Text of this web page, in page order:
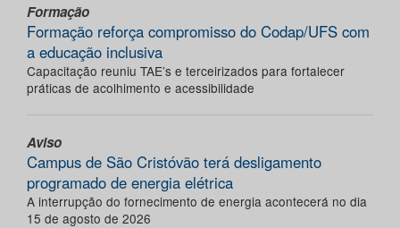
Formação
Formação reforça compromisso do Codap/UFS com
a educação inclusiva
Capacitação reuniu TAE’s e terceirizados para fortalecer
práticas de acolhimento e acessibilidade
Aviso
Campus de São Cristóvão terá desligamento
programado de energia elétrica
A interrupção do fornecimento de energia acontecerá no dia
15 de agosto de 2026